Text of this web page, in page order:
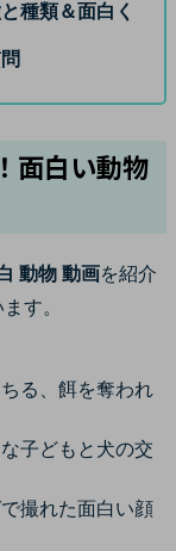
種類＆面白く
面白い動物
動物 動画を紹介
す。
る、餌を奪われ
子どもと犬の交
撮れた面白い顔